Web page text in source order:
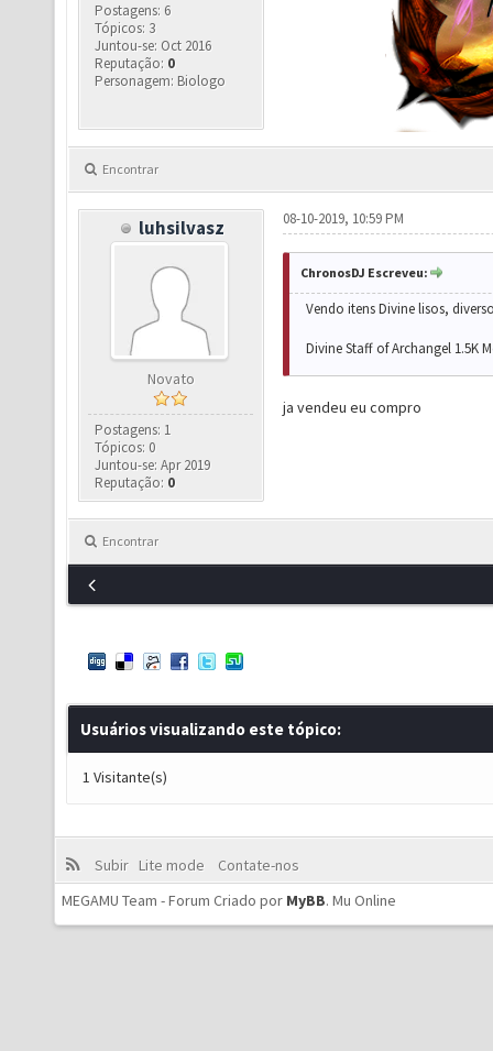
Postagens: 6
Tópicos: 3
Juntou-se: Oct 2016
Reputação: 0
Personagem: Biologo
Encontrar
luhsilvasz
Novato
Postagens: 1
Tópicos: 0
Juntou-se: Apr 2019
Reputação: 0
08-10-2019, 10:59 PM
ChronosDJ Escreveu:
Vendo itens Divine lisos,
Divine Staff of Archangel 1.5K
ja vendeu eu compro
Encontrar
Usuários visualizando este tópico:
1 Visitante(s)
Subir Lite mode
Contate-nos
MEGAMU Team - Forum Criado por MyBB. Mu Online